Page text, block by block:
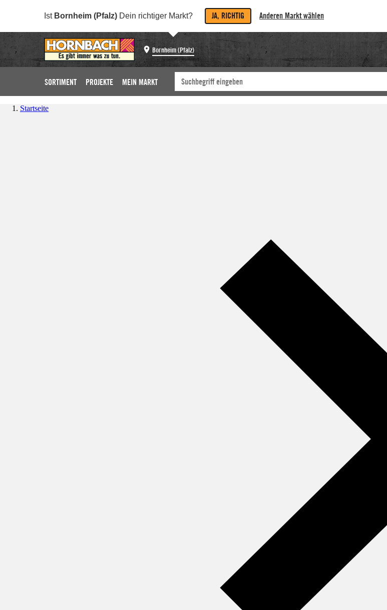
Ist Bornheim (Pfalz) Dein richtiger Markt? JA, RICHTIG Anderen Markt wählen
Bornheim (Pfalz)
SORTIMENT PROJEKTE MEIN MARKT
Startseite